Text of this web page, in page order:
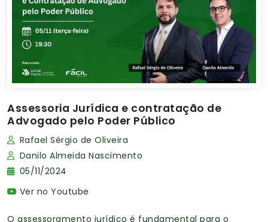
Assessoria Jurídica e contratação de
Advogado pelo Poder Público
Rafael Sérgio de Oliveira
Danilo Almeida Nascimento
05/11/2024
Ver no Youtube
O assessoramento jurídico é fundamental para o